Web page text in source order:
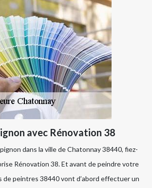
avec Rénovation 38
dans la ville de Chatonnay 38440, fiez-
Rénovation 38. Et avant de peindre votre
de peintres 38440 vont d’abord effectuer un